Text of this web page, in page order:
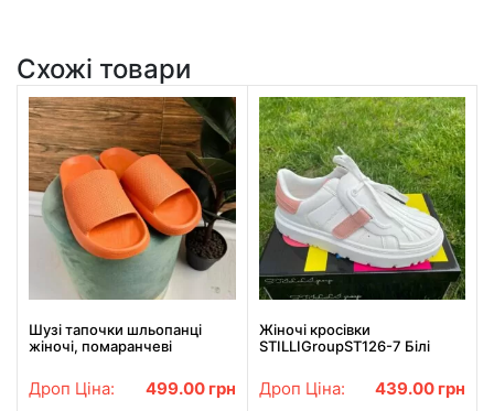
Схожі товари
Шузі тапочки шльопанці
жіночі, помаранчеві
Дроп Ціна: 499.00 грн
Жіночі кросівки
STILLIGroupST126-7 Білі
Дроп Ціна: 439.00 грн